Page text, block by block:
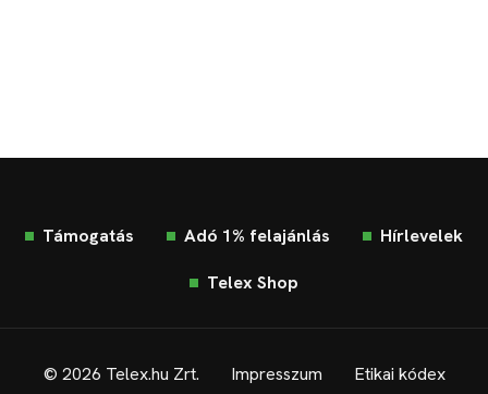
Támogatás Adó 1% felajánlás Hírlevelek
Telex Shop
© 2026 Telex.hu Zrt. Impresszum Etikai kódex